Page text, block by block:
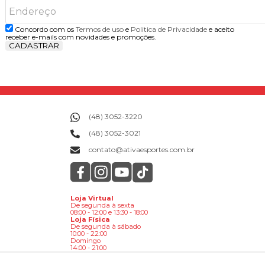
Concordo com os Termos de usoe Politica de Privacidadee aceito
receber e-mails com novidades e promoções.
CADASTRAR
(48) 3052-3220
(48) 3052-3021
contato@ativaesportes.com.br
Loja Virtual
De segunda à sexta
08:00 - 12:00 e 13:30 - 18:00
Loja Física
De segunda à sábado
10:00 - 22:00
Domingo
14:00 - 21:00